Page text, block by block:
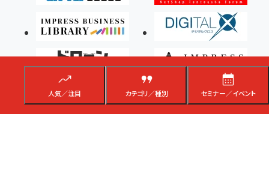
人気／注目 カテゴリ／種別 セミナー／イベント